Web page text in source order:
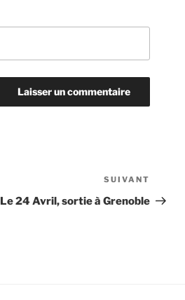
suivant
SUIVANT
Le 24 Avril, sortie à Grenoble